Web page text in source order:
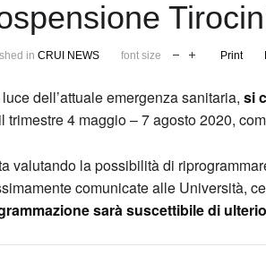
in CRUI NEWS font size Print
dell’attuale emergenza sanitaria, si
trimestre 4 maggio – 7 agosto 2020,
valutando la possibilità di
comunicate alle Università,
sarà suscettibile di